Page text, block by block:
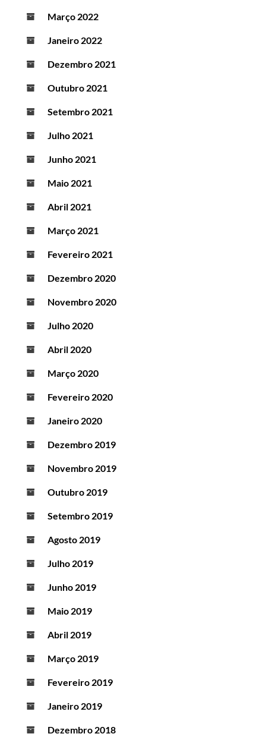
Março 2022
Janeiro 2022
Dezembro 2021
Outubro 2021
Setembro 2021
Julho 2021
Junho 2021
Maio 2021
Abril 2021
Março 2021
Fevereiro 2021
Dezembro 2020
Novembro 2020
Julho 2020
Abril 2020
Março 2020
Fevereiro 2020
Janeiro 2020
Dezembro 2019
Novembro 2019
Outubro 2019
Setembro 2019
Agosto 2019
Julho 2019
Junho 2019
Maio 2019
Abril 2019
Março 2019
Fevereiro 2019
Janeiro 2019
Dezembro 2018